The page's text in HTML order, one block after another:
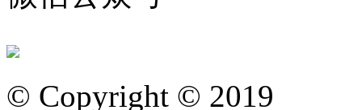
© Copyright © 2019